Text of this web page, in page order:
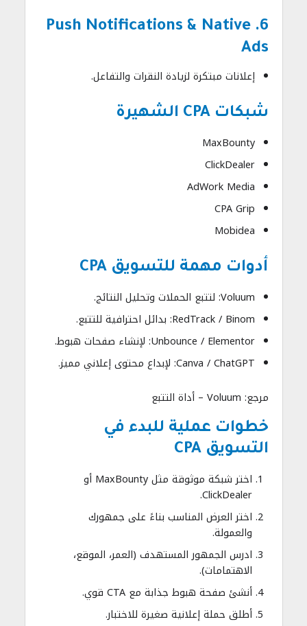
6. Push Notifications & Native
Ads
إعلانات مبتكرة لزيادة النقرات والتفاعل.
شبكات CPA الشهيرة
MaxBounty
ClickDealer
AdWork Media
CPA Grip
Mobidea
أدوات مهمة للتسويق CPA
Voluum: لتتبع الحملات وتحليل النتائج.
RedTrack / Binom: بدائل احترافية للتتبع.
Unbounce / Elementor: لإنشاء صفحات هبوط.
Canva / ChatGPT: لإبداع محتوى إعلاني مميز.
مرجع: Voluum – أداة التتبع
خطوات عملية للبدء في
التسويق CPA
اختر شبكة موثوقة مثل MaxBounty أو
ClickDealer.
اختر العرض المناسب بناءً على جمهورك
والعمولة.
ادرس الجمهور المستهدف (العمر، الموقع،
الاهتمامات).
أنشئ صفحة هبوط جذابة مع CTA قوي.
أطلق حملة إعلانية صغيرة للاختبار.